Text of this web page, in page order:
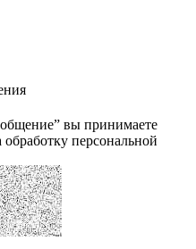
вы принимаете
обработку персональной